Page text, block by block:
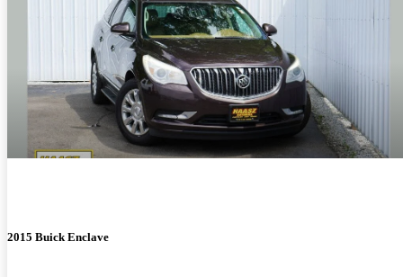
2015 Buick Enclave